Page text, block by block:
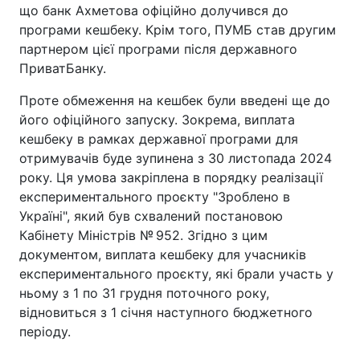
що банк Ахметова офіційно долучився до
програми кешбеку. Крім того, ПУМБ став другим
партнером цієї програми після державного
ПриватБанку.
Проте обмеження на кешбек були введені ще до
його офіційного запуску. Зокрема, виплата
кешбеку в рамках державної програми для
отримувачів буде зупинена з 30 листопада 2024
року. Ця умова закріплена в порядку реалізації
експериментального проєкту "Зроблено в
Україні", який був схвалений постановою
Кабінету Міністрів № 952. Згідно з цим
документом, виплата кешбеку для учасників
експериментального проєкту, які брали участь у
ньому з 1 по 31 грудня поточного року,
відновиться з 1 січня наступного бюджетного
періоду.